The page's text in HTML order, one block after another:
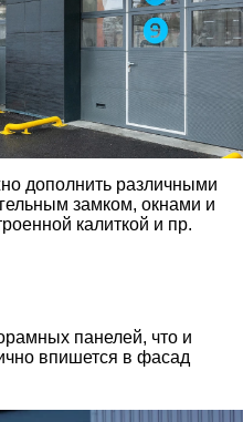
дополнить различными
замком, окнами и
калиткой и пр.
панелей, что и
впишется в фасад